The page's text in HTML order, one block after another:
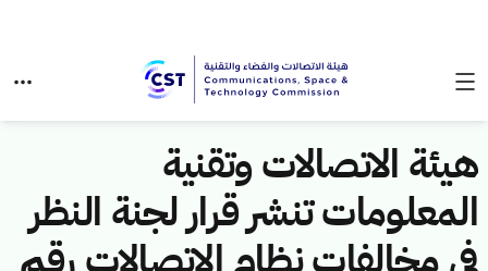
هيئة الاتصالات وتقنية
المعلومات تنشر قرار لجنة النظر